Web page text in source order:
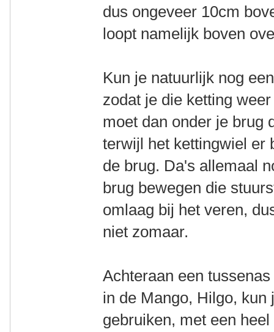
dus ongeveer 10cm
loopt namelijk boven
Kun je natuurlijk nog
zodat je die ketting
moet dan onder je brug
terwijl het kettingwiel er
de brug. Da's allemaal
brug bewegen die
omlaag bij het veren,
niet zomaar.
Achteraan een
in de Mango, Hilgo, kun
gebruiken, met een